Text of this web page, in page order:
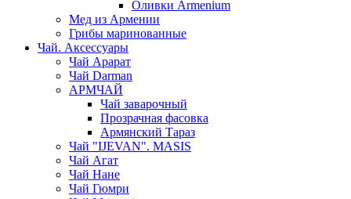
Оливки Armenium
Мед из Армении
Грибы маринованные
Чай. Аксессуары
Чай Арарат
Чай Darman
АРМЧАЙ
Чай заварочный
Прозрачная фасовка
Армянский Тараз
Чай "IJEVAN". MASIS
Чай Агат
Чай Нане
Чай Гюмри